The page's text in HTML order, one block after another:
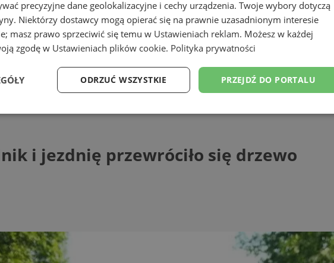
przewróciło się drzewo
i jezdnię przewróciło się drzewo
precyzyjne dane geolokalizacyjne i cechy urządzenia. Twoje wybory dotyczą
Niektórzy dostawcy mogą opierać się na prawnie uzasadnionym interesie
masz prawo sprzeciwić się temu w Ustawieniach reklam. Możesz w każdej
zgodę w Ustawieniach plików cookie. Polityka prywatności
PRZEJDŹ DO PORTALU
ODRZUĆ WSZYSTKIE
Wydajność Targetowanie Funkcjonalność Niesklasyfikowane
niezbędnych plików cookie nie można prawidłowo korzystać ze strony internetowej.
Provider
Domena